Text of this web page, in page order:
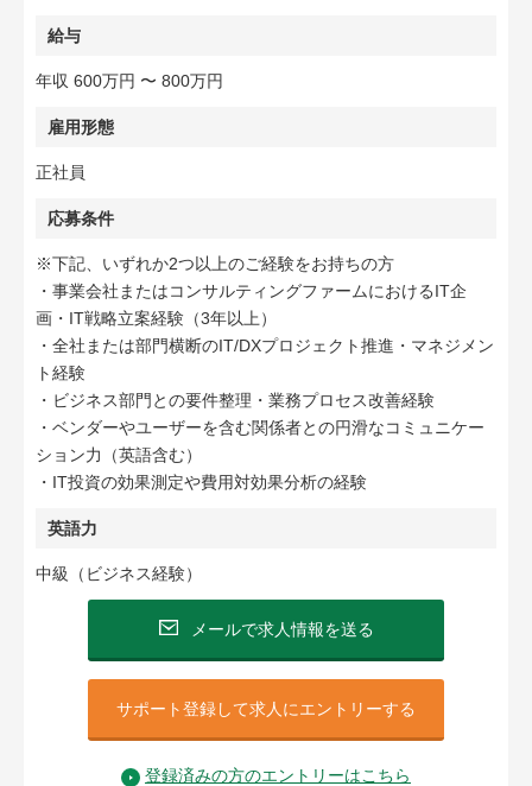
給与
年収 600万円 〜 800万円
雇用形態
正社員
応募条件
※下記、いずれか2つ以上のご経験をお持ちの方
・事業会社またはコンサルティングファームにおけるIT企
画・IT戦略立案経験（3年以上）
・全社または部門横断のIT/DXプロジェクト推進・マネジメン
ト経験
・ビジネス部門との要件整理・業務プロセス改善経験
・ベンダーやユーザーを含む関係者との円滑なコミュニケー
ション力（英語含む）
・IT投資の効果測定や費用対効果分析の経験
英語力
中級（ビジネス経験）
メールで求人情報を送る
サポート登録して求人にエントリーする
登録済みの方のエントリーはこちら